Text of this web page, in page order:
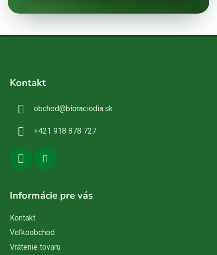
Kontakt
obchod@bioraciodia.sk
+421 918 878 727
Informácie pre vás
Kontakt
Veľkoobchod
Vrátenie tovaru